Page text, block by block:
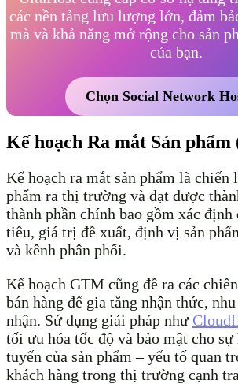
các nền tảng lưu lượng lớn, đảm
mà và khả năng mở rộng cho sản
của bạn.
Chọn Social Network
Kế hoạch Ra mắt Sản
Kế hoạch ra mắt sản phẩm là chiến
phẩm ra thị trường và đạt được
thành phần chính bao gồm xác
tiêu, giá trị đề xuất, định vị sản
và kênh phân phối.
Kế hoạch GTM cũng đề ra các
bán hàng để gia tăng nhận thức,
nhận. Sử dụng giải pháp như
tối ưu hóa tốc độ và bảo mật cho
tuyến của sản phẩm – yếu tố quan
khách hàng trong thị trường cạnh